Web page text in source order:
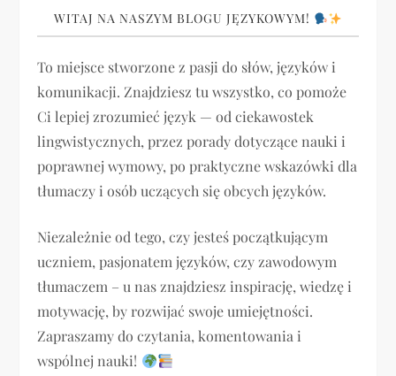
g
a
c
j
a
w
p
i
s
WITAJ NA NASZYM BLOGU JĘZYKOWYM!
To miejsce stworzone z pasji do słów, języków i
komunikacji. Znajdziesz tu wszystko, co pomoże
Ci lepiej zrozumieć język — od ciekawostek
lingwistycznych, przez porady dotyczące nauki i
poprawnej wymowy, po praktyczne wskazówki dla
tłumaczy i osób uczących się obcych języków.
Niezależnie od tego, czy jesteś początkującym
uczniem, pasjonatem języków, czy zawodowym
tłumaczem – u nas znajdziesz inspirację, wiedzę i
motywację, by rozwijać swoje umiejętności.
Zapraszamy do czytania, komentowania i
wspólnej nauki!